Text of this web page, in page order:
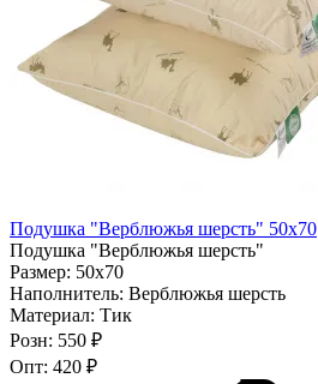
Подушка "Верблюжья шерсть" 50х70
Подушка "Верблюжья шерсть"
Размер: 50х70
Наполнитель: Верблюжья шерсть
Материал: Тик
Розн: 550 ₽
Опт: 420 ₽